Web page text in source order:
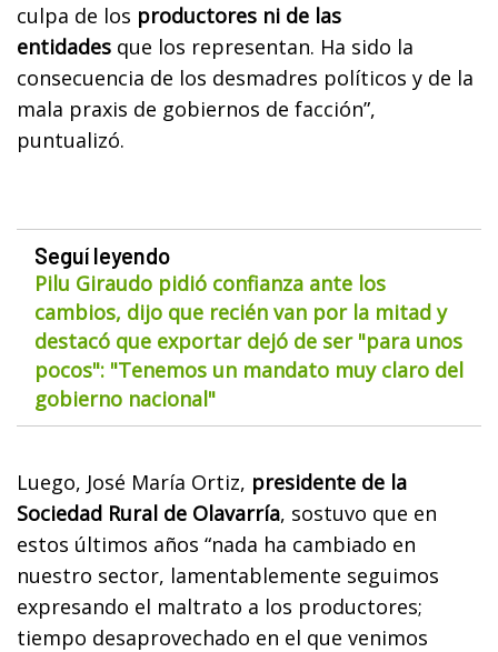
culpa de los productores ni de las
entidades que los representan. Ha sido la
consecuencia de los desmadres políticos y de la
mala praxis de gobiernos de facción”,
puntualizó.
Seguí leyendo
Pilu Giraudo pidió confianza ante los
cambios, dijo que recién van por la mitad y
destacó que exportar dejó de ser "para unos
pocos": "Tenemos un mandato muy claro del
gobierno nacional"
Luego, José María Ortiz, presidente de la
Sociedad Rural de Olavarría, sostuvo que en
estos últimos años “nada ha cambiado en
nuestro sector, lamentablemente seguimos
expresando el maltrato a los productores;
tiempo desaprovechado en el que venimos